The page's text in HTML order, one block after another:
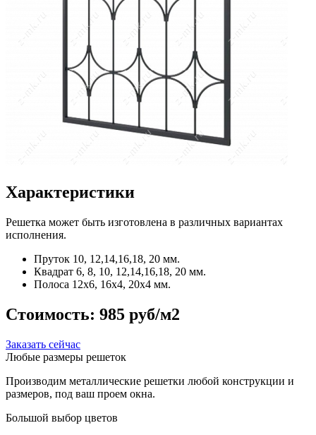
Характеристики
Решетка может быть изготовлена в различных вариантах
исполнения.
Пруток 10, 12,14,16,18, 20 мм.
Квадрат 6, 8, 10, 12,14,16,18, 20 мм.
Полоса 12x6, 16x4, 20x4 мм.
Стоимость: 985 руб/м2
Заказать сейчас
Любые размеры решеток
Производим металлические решетки любой конструкции и
размеров, под ваш проем окна.
Большой выбор цветов